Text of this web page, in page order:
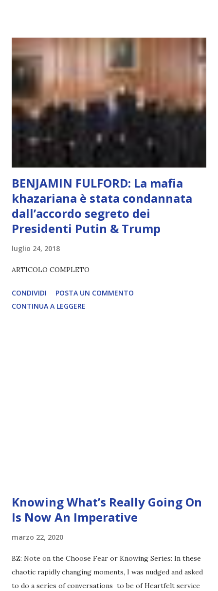
che permette di scegliere per amore anche quando non è la
scelta più efficiente. È ciò che ci collega all’Uno Infinito.
L’intelligenza può simulare comportamenti coscienti, ma
non può essere Coscienza. Può copiare, ma non può vivere
l’esperienza. Come diventerà ovvio Man mano che l’IA
diventerà sempre più avanzata (soprattutto tra il 2027 e il
2035), emergeranno situazioni che renderanno la differenza
lampante: L’IA sarà in gr...
BENJAMIN FULFORD: La mafia
khazariana è stata condannata
dall’accordo segreto dei
Presidenti Putin & Trump
luglio 24, 2018
ARTICOLO COMPLETO
CONDIVIDI
POSTA UN COMMENTO
CONTINUA A LEGGERE
Knowing What’s Really Going On
Is Now An Imperative
marzo 22, 2020
BZ: Note on the Choose Fear or Knowing Series: In these
chaotic rapidly changing moments, I was nudged and asked
to do a series of conversations to be of Heartfelt service